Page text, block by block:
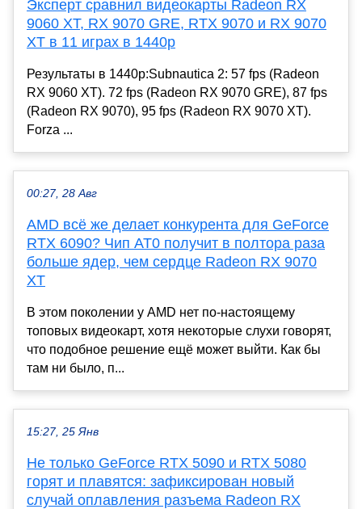
Эксперт сравнил видеокарты Radeon RX
9060 XT, RX 9070 GRE, RTX 9070 и RX 9070
XT в 11 играх в 1440p
Результаты в 1440p:Subnautica 2: 57 fps (Radeon
RX 9060 XT). 72 fps (Radeon RX 9070 GRE), 87 fps
(Radeon RX 9070), 95 fps (Radeon RX 9070 XT).
Forza ...
00:27, 28 Авг
AMD всё же делает конкурента для GeForce
RTX 6090? Чип AT0 получит в полтора раза
больше ядер, чем сердце Radeon RX 9070
XT
В этом поколении у AMD нет по-настоящему
топовых видеокарт, хотя некоторые слухи говорят,
что подобное решение ещё может выйти. Как бы
там ни было, п...
15:27, 25 Янв
Не только GeForce RTX 5090 и RTX 5080
горят и плавятся: зафиксирован новый
случай оплавления разъема Radeon RX